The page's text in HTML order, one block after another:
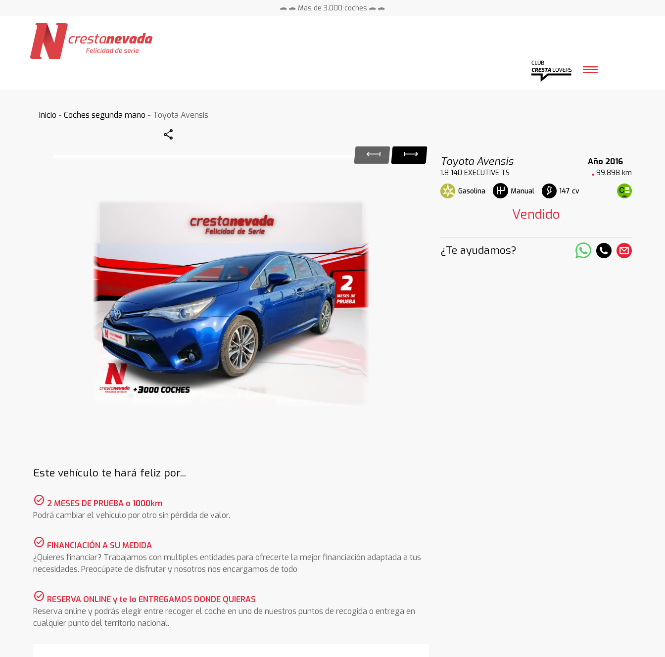
🚗 🚗 Más de 3.000 coches 🚗 🚗
Inicio -Coches segunda mano - Toyota Avensis
Share
Toyota Avensis
Año 2016
1.8 140 EXECUTIVE TS
99.898 km
Gasolina
Manual 147 cv
Vendido
¿Te ayudamos?
Este vehículo te hará feliz por...
check_circle 2 MESES DE PRUEBA o 1000km
Podrá cambiar el vehículo por otro sin pérdida de valor.
check_circle FINANCIACIÓN A SU MEDIDA
¿Quieres financiar? Trabajamos con multiples entidades para ofrecerte la mejor financiación adaptada a tus
necesidades. Preocúpate de disfrutar y nosotros nos encargamos de todo
check_circle RESERVA ONLINE y te lo ENTREGAMOS DONDE QUIERAS
Reserva online y podrás elegir entre recoger el coche en uno de nuestros puntos de recogida o entrega en
cualquier punto del territorio nacional.